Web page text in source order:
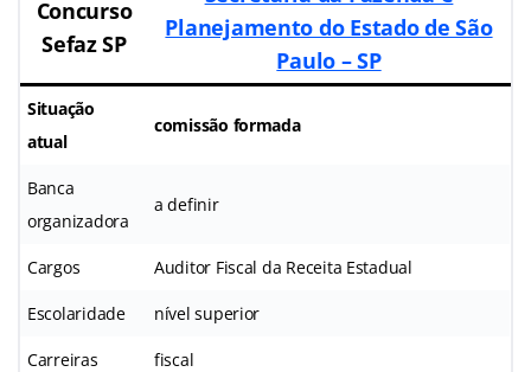
Concurso
Sefaz SP
Planejamento do Estado de São
Paulo – SP
Situação
atual
comissão formada
Banca
organizadora
a definir
Cargos Auditor Fiscal da Receita Estadual
Escolaridade nível superior
Carreiras fiscal